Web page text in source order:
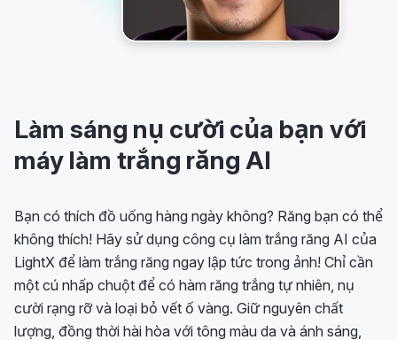
Làm sáng nụ cười của bạn với
máy làm trắng răng AI
Bạn có thích đồ uống hàng ngày không? Răng bạn có thể
không thích! Hãy sử dụng công cụ làm trắng răng AI của
LightX để làm trắng răng ngay lập tức trong ảnh! Chỉ cần
một cú nhấp chuột để có hàm răng trắng tự nhiên, nụ
cười rạng rỡ và loại bỏ vết ố vàng. Giữ nguyên chất
lượng, đồng thời hài hòa với tông màu da và ánh sáng,